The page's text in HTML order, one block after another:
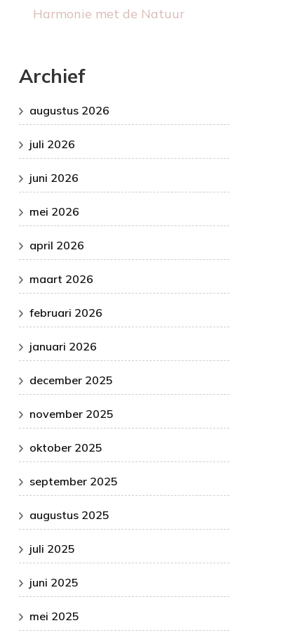
Harmonie met de Natuur
Archief
augustus 2026
juli 2026
juni 2026
mei 2026
april 2026
maart 2026
februari 2026
januari 2026
december 2025
november 2025
oktober 2025
september 2025
augustus 2025
juli 2025
juni 2025
mei 2025